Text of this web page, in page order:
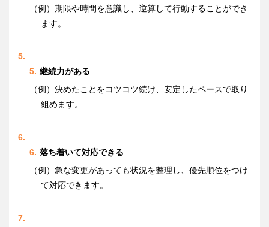
（例）期限や時間を意識し、逆算して行動することができ
ます。
継続力がある
（例）決めたことをコツコツ続け、安定したペースで取り
組めます。
落ち着いて対応できる
（例）急な変更があっても状況を整理し、優先順位をつけ
て対応できます。